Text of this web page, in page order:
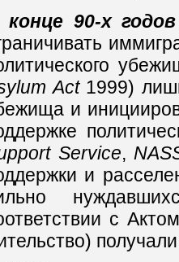
90-х
Act1999)
и
Service,
и
с